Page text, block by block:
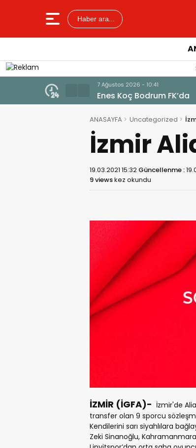
Haber ara...
7 Ağustos 2026 - 10:41
Enes Koç Bodrum FK’da
ANASAYFA Uncategorized
İzmir
19.03.2021 15:32 Güncellenme :
9 viewskez okundu
İZMİR (İGFA)- İzmir'de
transfer olan 9 sporcu
Kendilerini sarı siyahlılara
Zeki Sinanoğlu,